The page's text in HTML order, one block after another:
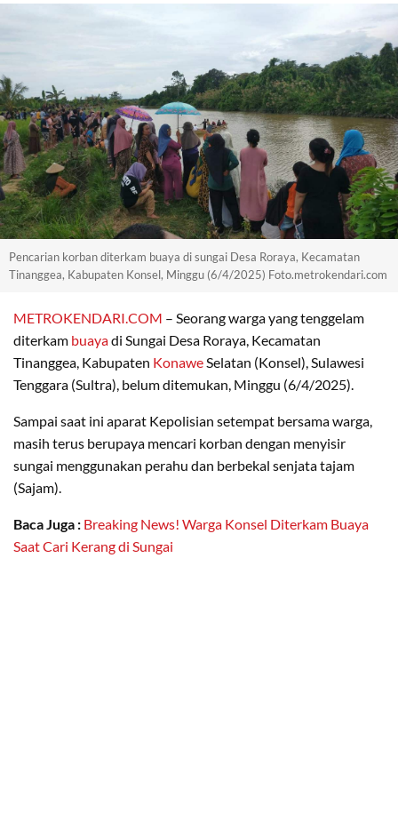
Pencarian korban diterkam buaya di sungai Desa Roraya, Kecamatan
Tinanggea, Kabupaten Konsel, Minggu (6/4/2025) Foto.metrokendari.com
METROKENDARI.COM – Seorang warga yang tenggelam
diterkam buayadi Sungai Desa Roraya, Kecamatan
Tinanggea, Kabupaten Konawe Selatan (Konsel), Sulawesi
Tenggara (Sultra), belum ditemukan, Minggu (6/4/2025).
Sampai saat ini aparat Kepolisian setempat bersama warga,
masih terus berupaya mencari korban dengan menyisir
sungai menggunakan perahu dan berbekal senjata tajam
(Sajam).
Baca Juga : Breaking News! Warga Konsel Diterkam Buaya
Saat Cari Kerang di Sungai